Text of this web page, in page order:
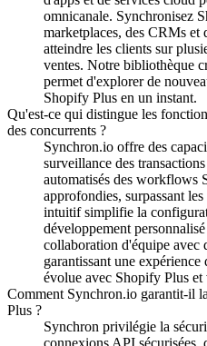
omnicanale. Synchronisez
marketplaces, des CRMs et
atteindre les clients sur
ventes. Notre bibliothèque
permet d'explorer de
Shopify Plus en un instant.
Qu'est-ce qui distingue les
des concurrents ?
Synchron.io offre des
surveillance des
automatisés des workflows
approfondies, surpassant
intuitif simplifie la
développement
collaboration d'équipe avec
garantissant une
évolue avec Shopify Plus et
Comment Synchron.io garantit-il
Plus ?
Synchron privilégie la